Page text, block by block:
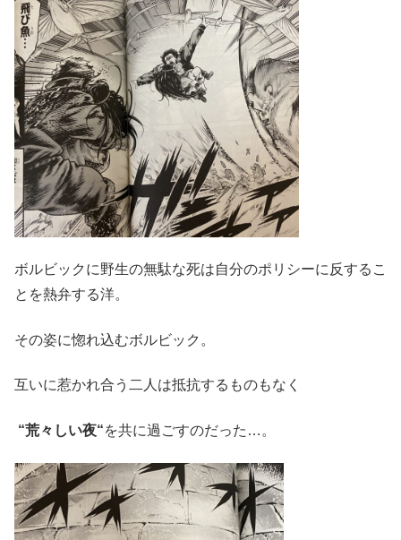
ボルビックに野生の無駄な死は自分のポリシーに反するこ
とを熱弁する洋。
その姿に惚れ込むボルビック。
互いに惹かれ合う二人は抵抗するものもなく
“荒々しい夜“を共に過ごすのだった…。